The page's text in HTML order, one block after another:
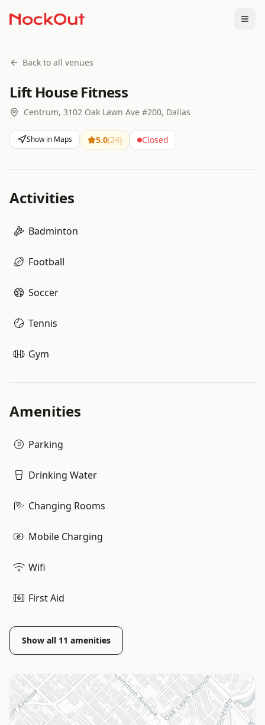
Back to all venues
Lift House Fitness
Centrum, 3102 Oak Lawn Ave #200, Dallas
Show in Maps 5.0(24) Closed
Activities
Badminton
Football
Soccer
Tennis
Gym
Amenities
Parking
Drinking Water
Changing Rooms
Mobile Charging
Wifi
First Aid
Show all 11 amenities